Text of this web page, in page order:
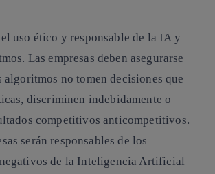
uso ético y responsable de la IA y
. Las empresas deben asegurarse
algoritmos no tomen decisiones que
discriminen indebidamente o
competitivos anticompetitivos.
serán responsables de los
de la Inteligencia Artificial